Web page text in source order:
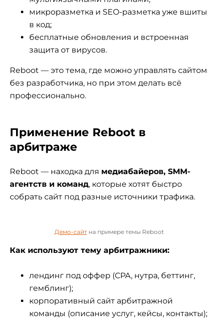
микроразметка и SEO-разметка уже вшиты
в код;
бесплатные обновления и встроенная
защита от вирусов.
Reboot — это тема, где можно управлять сайтом
без разработчика, но при этом делать всё
профессионально.
Применение Reboot в
арбитраже
Reboot — находка для медиабайеров, SMM-
агентств и команд, которые хотят быстро
собрать сайт под разные источники трафика.
Демо-сайтна примере темы Reboot
Как используют тему арбитражники:
лендинг под оффер (CPA, нутра, беттинг,
гемблинг);
корпоративный сайт арбитражной
команды (описание услуг, кейсы, контакты);